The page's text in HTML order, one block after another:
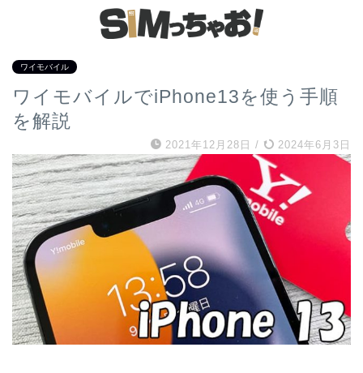
ワイモバイル
ワイモバイルでiPhone13を使う手順
を解説
2021年12月28日 / 2024年6月3日